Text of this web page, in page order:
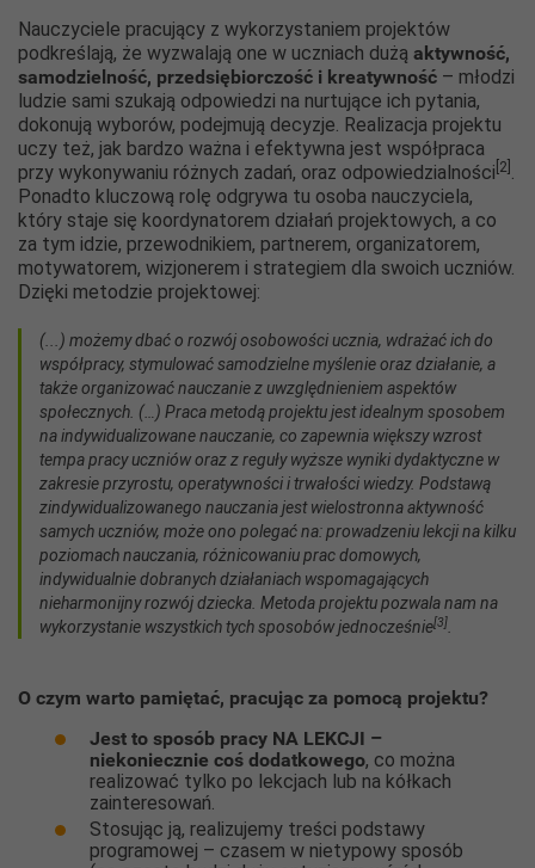
Nauczyciele pracujący z wykorzystaniem projektów
podkreślają, że wyzwalają one w uczniach dużą aktywność,
samodzielność, przedsiębiorczość i kreatywność – młodzi
ludzie sami szukają odpowiedzi na nurtujące ich pytania,
dokonują wyborów, podejmują decyzje. Realizacja projektu
uczy też, jak bardzo ważna i efektywna jest współpraca
przy wykonywaniu różnych zadań, oraz odpowiedzialności [2] .
Ponadto kluczową rolę odgrywa tu osoba nauczyciela,
który staje się koordynatorem działań projektowych, a co
za tym idzie, przewodnikiem, partnerem, organizatorem,
motywatorem, wizjonerem i strategiem dla swoich uczniów.
Dzięki metodzie projektowej:
(...) możemy dbać o rozwój osobowości ucznia, wdrażać ich do
współpracy, stymulować samodzielne myślenie oraz działanie, a
także organizować nauczanie z uwzględnieniem aspektów
społecznych. (…) Praca metodą projektu jest idealnym sposobem
na indywidualizowane nauczanie, co zapewnia większy wzrost
tempa pracy uczniów oraz z reguły wyższe wyniki dydaktyczne w
zakresie przyrostu, operatywności i trwałości wiedzy. Podstawą
zindywidualizowanego nauczania jest wielostronna aktywność
samych uczniów, może ono polegać na: prowadzeniu lekcji na kilku
poziomach nauczania, różnicowaniu prac domowych,
indywidualnie dobranych działaniach wspomagających
nieharmonijny rozwój dziecka. Metoda projektu pozwala nam na
wykorzystanie wszystkich tych sposobów jednocześnie[3].
O czym warto pamiętać, pracując za pomocą projektu?
Jest to sposób pracy NA LEKCJI –
niekoniecznie coś dodatkowego, co można
realizować tylko po lekcjach lub na kółkach
zainteresowań.
Stosując ją, realizujemy treści podstawy
programowej – czasem w nietypowy sposób